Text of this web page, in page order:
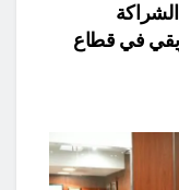
في قطاع